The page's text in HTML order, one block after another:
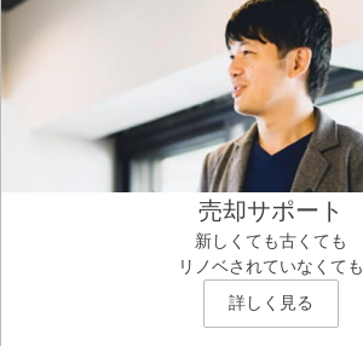
売却サポート
新しくても古くても
リノベされていなくても
詳しく見る